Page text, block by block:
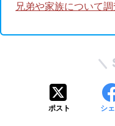
兄弟や家族について調
ポスト シ